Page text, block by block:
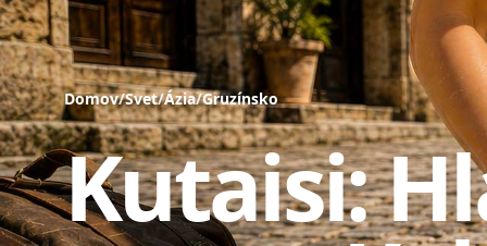
Domov/Svet/Ázia/Gruzínsko
Kutaisi: